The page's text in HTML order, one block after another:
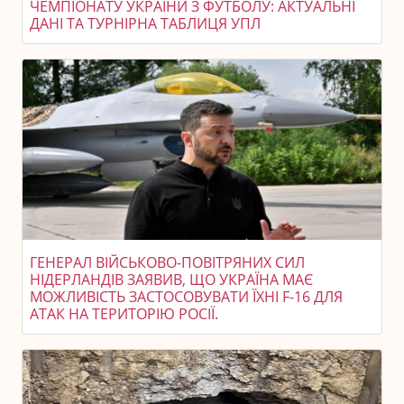
ЧЕМПІОНАТУ УКРАЇНИ З ФУТБОЛУ: АКТУАЛЬНІ
ДАНІ ТА ТУРНІРНА ТАБЛИЦЯ УПЛ
ГЕНЕРАЛ ВІЙСЬКОВО-ПОВІТРЯНИХ СИЛ
НІДЕРЛАНДІВ ЗАЯВИВ, ЩО УКРАЇНА МАЄ
МОЖЛИВІСТЬ ЗАСТОСОВУВАТИ ЇХНІ F-16 ДЛЯ
АТАК НА ТЕРИТОРІЮ РОСІЇ.